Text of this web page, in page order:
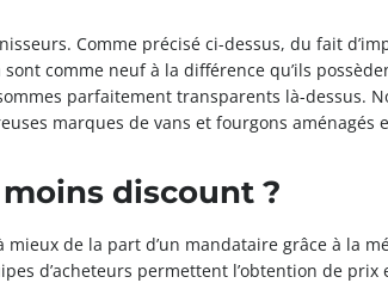
Comme précisé ci-dessus, du fait
sont comme neuf à la différence qu’ils
parfaitement transparents là-dessus.
marques de vans et fourgons
discount ?
de la part d’un mandataire grâce à la
d’acheteurs permettent l’obtention de